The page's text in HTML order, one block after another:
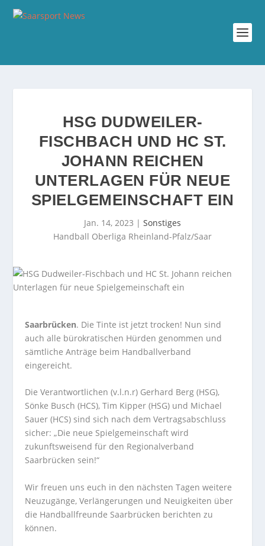
HSG DUDWEILER-
FISCHBACH UND HC ST.
JOHANN REICHEN
UNTERLAGEN FÜR NEUE
SPIELGEMEINSCHAFT EIN
Jan. 14, 2023 | Sonstiges
Handball Oberliga Rheinland-Pfalz/Saar
Saarbrücken. Die Tinte ist jetzt trocken! Nun sind
auch alle bürokratischen Hürden genommen und
sämtliche Anträge beim Handballverband
eingereicht.
Die Verantwortlichen (v.l.n.r) Gerhard Berg (HSG),
Sönke Busch (HCS), Tim Kipper (HSG) und Michael
Sauer (HCS) sind sich nach dem Vertragsabschluss
sicher: „Die neue Spielgemeinschaft wird
zukunftsweisend für den Regionalverband
Saarbrücken sein!“
Wir freuen uns euch in den nächsten Tagen weitere
Neuzugänge, Verlängerungen und Neuigkeiten über
die Handballfreunde Saarbrücken berichten zu
können.